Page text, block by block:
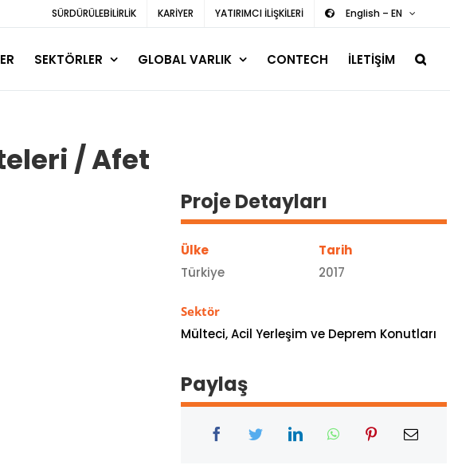
SÜRDÜRÜLEBİLİRLİK KARİYER YATIRIMCI İLİŞKİLERİ English – EN
SEKTÖRLER GLOBAL VARLIK CONTECH İLETİŞİM
/ Afet
Proje Detayları
Ülke
Türkiye
Tarih
2017
Sektör
Mülteci, Acil Yerleşim ve Deprem Konutları
Paylaş